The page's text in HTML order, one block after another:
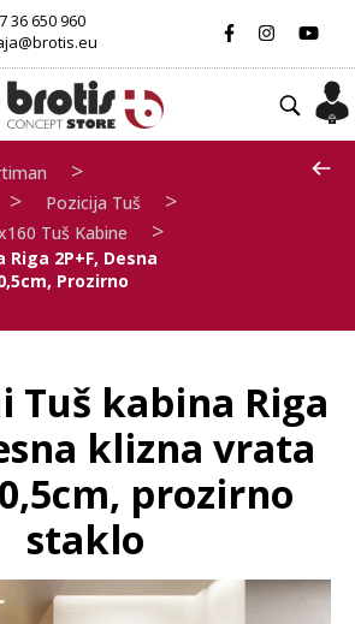
36 650 960
>
> Pozicija Tuš >
Tuš Kabine >
2P+F, Desna
Prozirno
Tuš kabina Riga
klizna vrata
prozirno
staklo